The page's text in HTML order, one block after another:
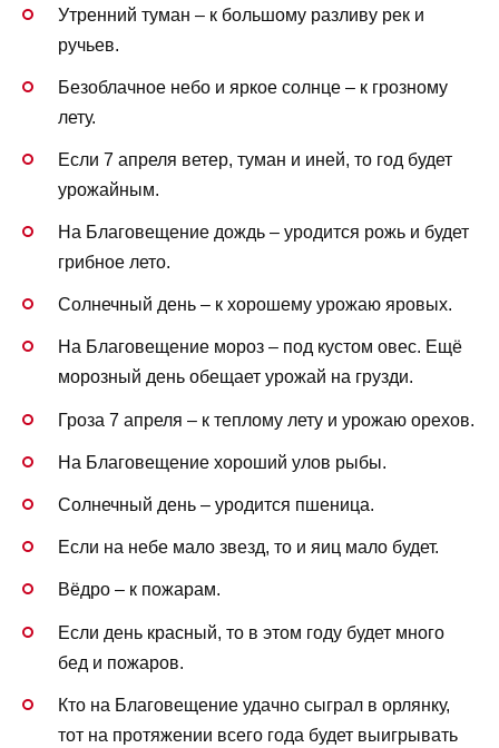
Утренний туман – к большому разливу рек и
ручьев.
Безоблачное небо и яркое солнце – к грозному
лету.
Если 7 апреля ветер, туман и иней, то год будет
урожайным.
На Благовещение дождь – уродится рожь и будет
грибное лето.
Солнечный день – к хорошему урожаю яровых.
На Благовещение мороз – под кустом овес. Ещё
морозный день обещает урожай на грузди.
Гроза 7 апреля – к теплому лету и урожаю орехов.
На Благовещение хороший улов рыбы.
Солнечный день – уродится пшеница.
Если на небе мало звезд, то и яиц мало будет.
Вёдро – к пожарам.
Если день красный, то в этом году будет много
бед и пожаров.
Кто на Благовещение удачно сыграл в орлянку,
тот на протяжении всего года будет выигрывать